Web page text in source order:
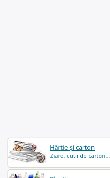
Hârtie și carton
Ziare, cutii de carton...